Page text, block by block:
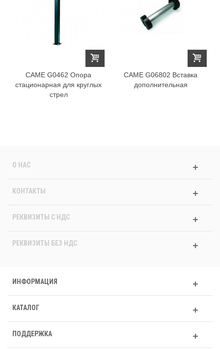
CAME G0462 Опора
стационарная для круглых
стрел
CAME G06802 Вставка
дополнительная
О НАС
КОНТАКТЫ
РЕКВИЗИТЫ C НДС
РЕКВИЗИТЫ БЕЗ НДС
ИНФОРМАЦИЯ
КАТАЛОГ
ПОДДЕРЖКА